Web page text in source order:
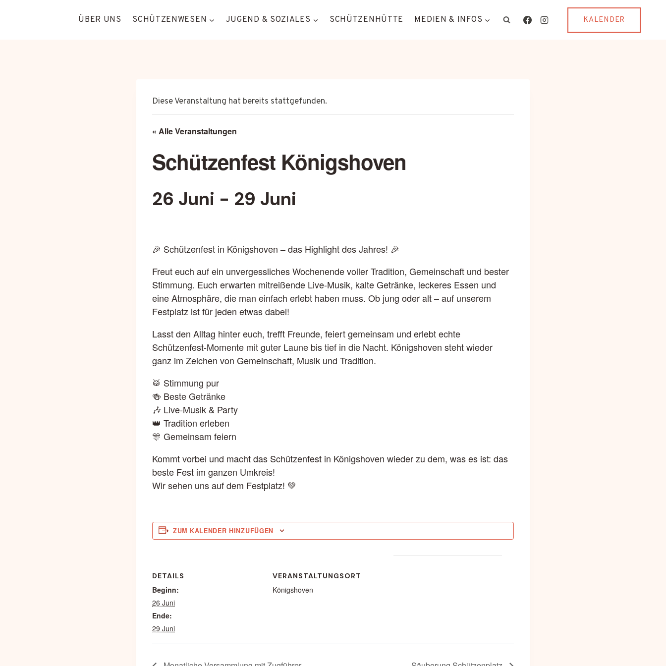
ÜBER UNS SCHÜTZENWESEN JUGEND & SOZIALES SCHÜTZENHÜTTE MEDIEN & INFOS KALENDER
Diese Veranstaltung hat bereits stattgefunden.
« Alle Veranstaltungen
Schützenfest Königshoven
26 Juni - 29 Juni
🎉 Schützenfest in Königshoven – das Highlight des Jahres! 🎉
Freut euch auf ein unvergessliches Wochenende voller Tradition, Gemeinschaft und bester
Stimmung. Euch erwarten mitreißende Live-Musik, kalte Getränke, leckeres Essen und
eine Atmosphäre, die man einfach erlebt haben muss. Ob jung oder alt – auf unserem
Festplatz ist für jeden etwas dabei!
Lasst den Alltag hinter euch, trefft Freunde, feiert gemeinsam und erlebt echte
Schützenfest-Momente mit guter Laune bis tief in die Nacht. Königshoven steht wieder
ganz im Zeichen von Gemeinschaft, Musik und Tradition.
🥁 Stimmung pur
🍻 Beste Getränke
🎶 Live-Musik & Party
👑 Tradition erleben
🎊 Gemeinsam feiern
Kommt vorbei und macht das Schützenfest in Königshoven wieder zu dem, was es ist: das
beste Fest im ganzen Umkreis!
Wir sehen uns auf dem Festplatz! 💚
ZUM KALENDER HINZUFÜGEN
DETAILS
Beginn:
26 Juni
Ende:
29 Juni
VERANSTALTUNGSORT
Königshoven